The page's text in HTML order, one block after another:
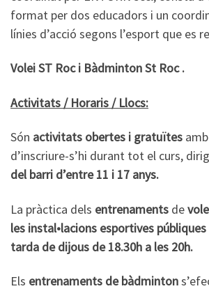
format per dos educadors i un
línies d’acció segons l’esport que es
Volei ST Roc i Bàdminton St Roc .
Activitats / Horaris / Llocs:
Són activitats obertes i gratuïtes
d’inscriure-s’hi durant tot el curs,
del barri d’entre 11 i 17 anys.
La pràctica dels entrenaments de
les instal•lacions esportives
tarda de dijous de 18.30h a les 20h.
Els entrenaments de bàdminton